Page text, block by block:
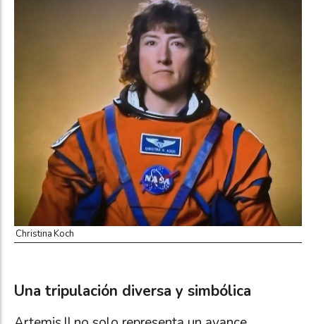
Christina Koch
Una tripulación diversa y simbólica